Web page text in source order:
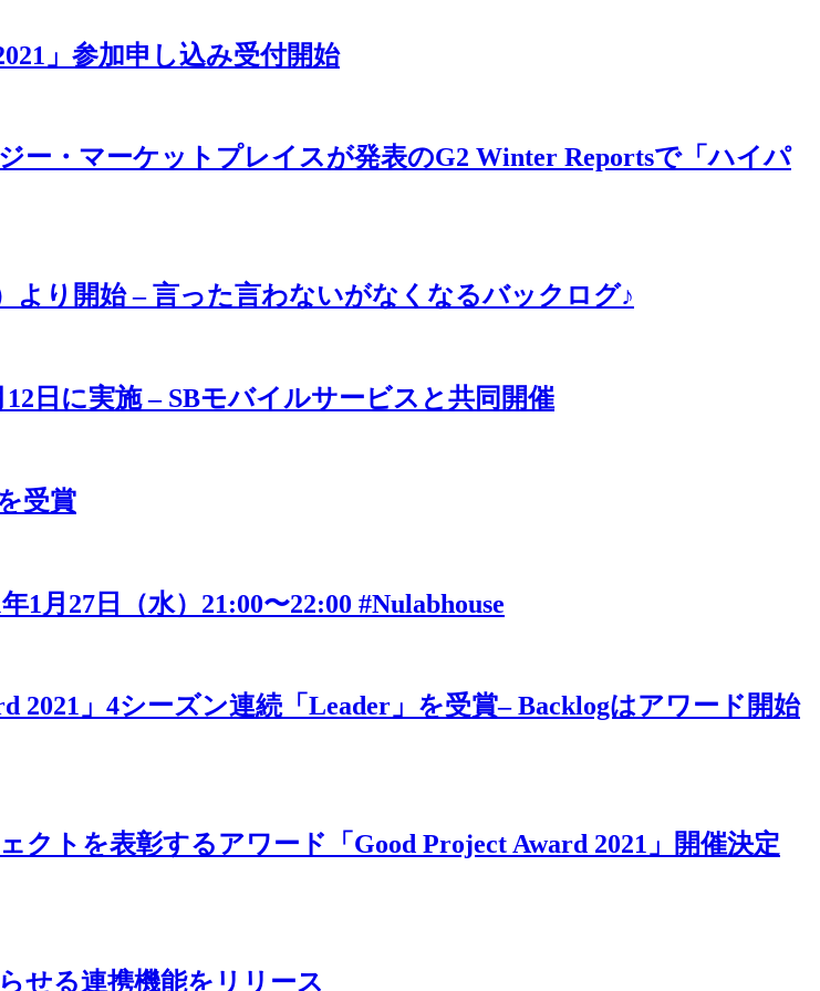
」参加申し込み受付開始
ー・マーケットプレイスが発表のG2 Winter Reportsで「ハイパ
より開始 – 言った言わないがなくなるバックログ♪
日に実施 – SBモバイルサービスと共同開催
受賞
1月27日（水）21:00〜22:00 #Nulabhouse
2021」4シーズン連続「Leader」を受賞– Backlogはアワード開始
トを表彰するアワード「Good Project Award 2021」開催決定
せる連携機能をリリース